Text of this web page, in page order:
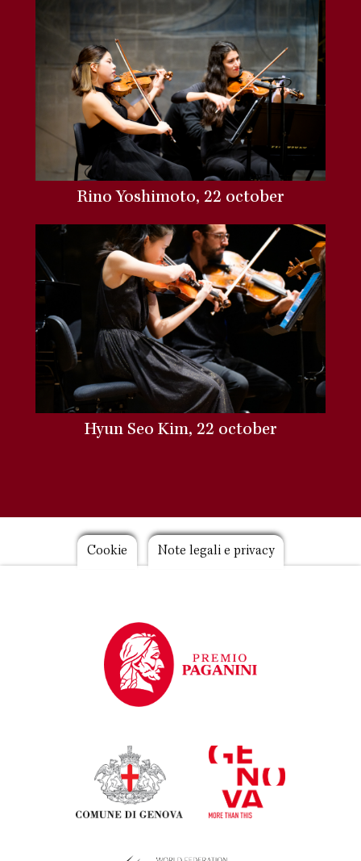
Rino Yoshimoto, 22 october
Hyun Seo Kim, 22 october
Footer
Cookie Note legali e privacy